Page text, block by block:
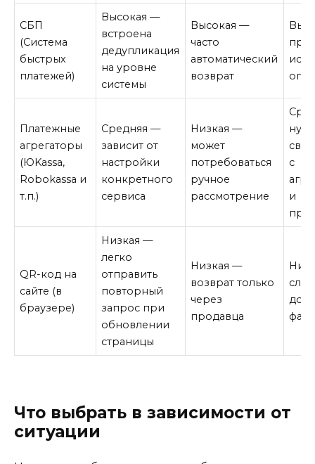
СБП
(Система
быстрых
платежей)
Высокая —
встроена
дедупликация
на уровне
системы
Высокая —
часто
автоматический
возврат
Платежные
агрегаторы
(ЮKassa,
Robokassa и
т.п.)
Средняя —
зависит от
настройки
конкретного
сервиса
Низкая —
может
потребоваться
ручное
рассмотрение
с
и
QR-код на
сайте (в
браузере)
Низкая —
легко
отправить
повторный
запрос при
обновлении
страницы
Низкая —
возврат только
через
продавца
Что выбрать в зависимости от
ситуации